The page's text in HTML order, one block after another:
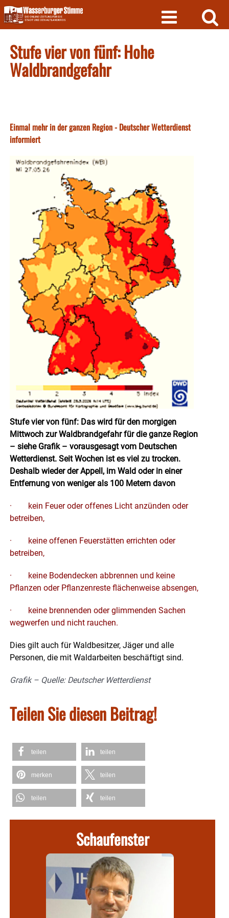
Skip
to
content
Stufe vier von fünf: Hohe
Waldbrandgefahr
Einmal mehr in der ganzen Region - Deutscher Wetterdienst
informiert
Stufe vier von fünf: Das wird für den morgigen
Mittwoch zur Waldbrandgefahr für die ganze Region
– siehe Grafik – vorausgesagt vom Deutschen
Wetterdienst. Seit Wochen ist es viel zu trocken.
Deshalb wieder der Appell, im Wald oder in einer
Entfernung von weniger als 100 Metern davon
· kein Feuer oder offenes Licht anzünden oder
betreiben,
· keine offenen Feuerstätten errichten oder
betreiben,
· keine Bodendecken abbrennen und keine
Pflanzen oder Pflanzenreste flächenweise absengen,
· keine brennenden oder glimmenden Sachen
wegwerfen und nicht rauchen.
Dies gilt auch für Waldbesitzer, Jäger und alle
Personen, die mit Waldarbeiten beschäftigt sind.
Grafik – Quelle: Deutscher Wetterdienst
Teilen Sie diesen Beitrag!
teilen teilen
merken teilen
teilen teilen
Schaufenster